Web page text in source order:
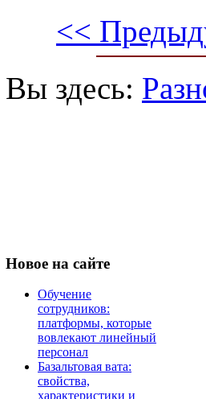
<<
Вы здесь:
Новое на сайте
Обучение
сотрудников:
платформы, которые
вовлекают линейный
персонал
Базальтовая вата:
свойства,
характеристики и